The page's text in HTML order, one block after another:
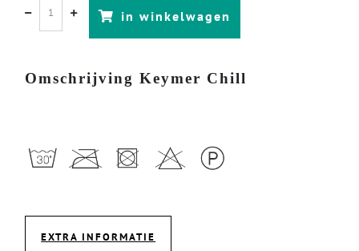
in winkelwagen
Omschrijving Keymer Chill
EXTRA INFORMATIE